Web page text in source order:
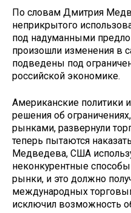
По словам Дмитрия
неприкрытого
под надуманными
произошли изменения в
подведены под
российской экономике.
Американские политики
решения об
рынками, развернули
теперь пытаются
Медведева, США
неконкурентные
рынки, и это должно
международных
исключил возможность